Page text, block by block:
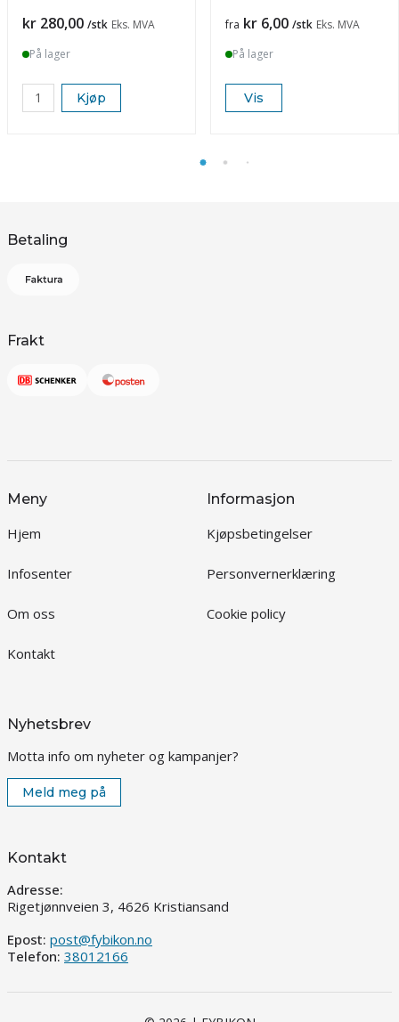
Pris
kr 280,00 /stk Eks. MVA
På lager
Kjøp
Pris
fra kr 6,00 /stk Eks. MVA
På lager
Vis
Betaling
Frakt
Meny
Hjem
Infosenter
Om oss
Kontakt
Informasjon
Kjøpsbetingelser
Personvernerklæring
Cookie policy
Nyhetsbrev
Motta info om nyheter og kampanjer?
Meld meg på
Kontakt
Adresse:
Rigetjønnveien 3, 4626 Kristiansand
Epost: post@fybikon.no
Telefon: 38012166